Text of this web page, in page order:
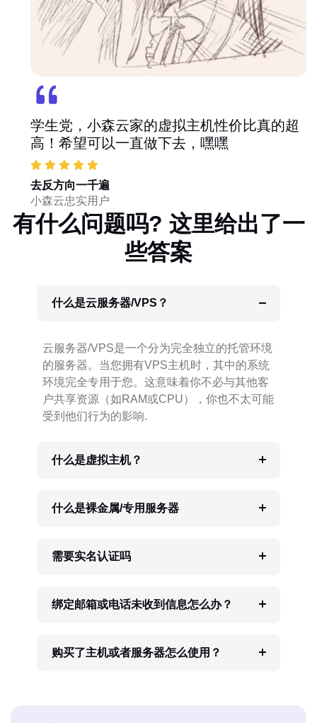
学生党，小森云家的虚拟主机性价比真的超
高！希望可以一直做下去，嘿嘿
去反方向一千遍
小森云忠实用户
有什么问题吗? 这里给出了一
些答案
什么是云服务器/VPS？
云服务器/VPS是一个分为完全独立的托管环境
的服务器。当您拥有VPS主机时，其中的系统
环境完全专用于您。这意味着你不必与其他客
户共享资源（如RAM或CPU），你也不太可能
受到他们行为的影响.
什么是虚拟主机？
什么是裸金属/专用服务器
需要实名认证吗
绑定邮箱或电话未收到信息怎么办？
购买了主机或者服务器怎么使用？